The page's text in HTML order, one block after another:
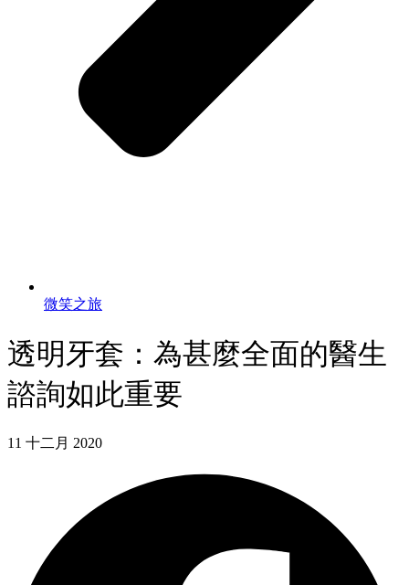
微笑之旅
透明牙套：為甚麼全面的醫生
諮詢如此重要
11 十二月 2020